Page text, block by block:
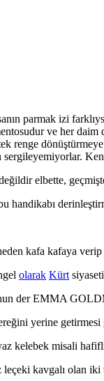
parmak izi
ve her
renge dönüştürmeye
elbette,
handikabı
kafa kafaya
olarak Kürt
der EMMA
yerine getirmesi
kelebek misali
kavgalı olan